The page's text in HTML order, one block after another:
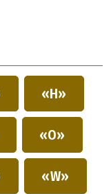
«H»
«O»
«W»